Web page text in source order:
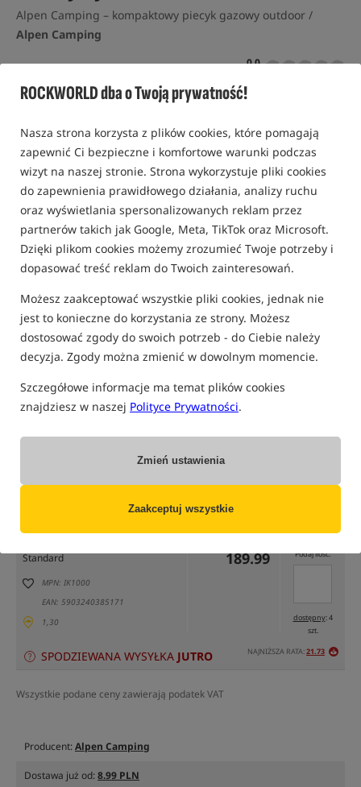
ROCKWORLD dba o Twoją prywatność!
Nasza strona korzysta z plików cookies, które pomagają
zapewnić Ci bezpieczne i komfortowe warunki podczas
wizyt na naszej stronie. Strona wykorzystuje pliki cookies
do zapewnienia prawidłowego działania, analizy ruchu
oraz wyświetlania spersonalizowanych reklam przez
partnerów takich jak Google, Meta, TikTok oraz Microsoft.
Dzięki plikom cookies możemy zrozumieć Twoje potrzeby i
dopasować treść reklam do Twoich zainteresowań.
Możesz zaakceptować wszystkie pliki cookies, jednak nie
jest to konieczne do korzystania ze strony. Możesz
dostosować zgody do swoich potrzeb - do Ciebie należy
decyzja. Zgody można zmienić w dowolnym momencie.
Szczegółowe informacje ma temat plików cookies
znajdziesz w naszej Polityce Prywatności.
Zmień ustawienia
Zaakceptuj wszystkie
Alpen Camping – kompaktowy piecyk gazowy outdoor /
Alpen Camping
0,0
tylko produkty na"naszym magazynie"
Standard
MPN: IK1000
EAN: 5903240385171
1,30
189.99 Podaj ilość:
dostępny: 4
szt.
NAJNIŻSZA RATA:21.73
SPODZIEWANA WYSYŁKA JUTRO
Wszystkie podane ceny zawierają podatek VAT
Producent:Alpen Camping
Dostawa już od:8.99 PLN